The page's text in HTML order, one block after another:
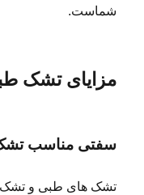
شماست.
مزایای تشک
سفتی مناسب
تشک های طبی و تشک